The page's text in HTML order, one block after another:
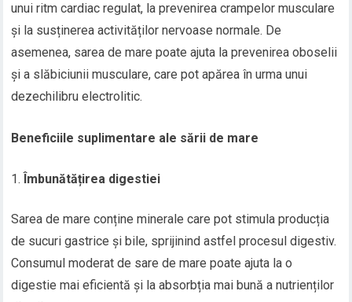
unui ritm cardiac regulat, la prevenirea crampelor musculare
și la susținerea activităților nervoase normale. De
asemenea, sarea de mare poate ajuta la prevenirea oboselii
și a slăbiciunii musculare, care pot apărea în urma unui
dezechilibru electrolitic.
Beneficiile suplimentare ale sării de mare
Îmbunătățirea digestiei
Sarea de mare conține minerale care pot stimula producția
de sucuri gastrice și bile, sprijinind astfel procesul digestiv.
Consumul moderat de sare de mare poate ajuta la o
digestie mai eficientă și la absorbția mai bună a nutrienților